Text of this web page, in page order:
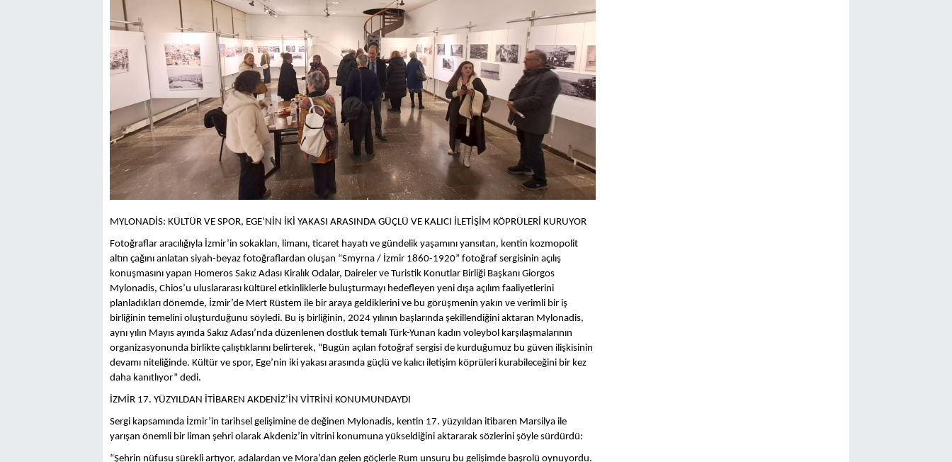
MYLONADİS: KÜLTÜR VE SPOR, EGE’NİN İKİ YAKASI ARASINDA GÜÇLÜ VE KALICI İLETİŞİM KÖPRÜLERİ KURUYOR
Fotoğraflar aracılığıyla İzmir’in sokakları, limanı, ticaret hayatı ve gündelik yaşamını yansıtan, kentin kozmopolit
altın çağını anlatan siyah-beyaz fotoğraflardan oluşan “Smyrna / İzmir 1860-1920” fotoğraf sergisinin açılış
konuşmasını yapan Homeros Sakız Adası Kiralık Odalar, Daireler ve Turistik Konutlar Birliği Başkanı Giorgos
Mylonadis, Chios’u uluslararası kültürel etkinliklerle buluşturmayı hedefleyen yeni dışa açılım faaliyetlerini
planladıkları dönemde, İzmir’de Mert Rüstem ile bir araya geldiklerini ve bu görüşmenin yakın ve verimli bir iş
birliğinin temelini oluşturduğunu söyledi. Bu iş birliğinin, 2024 yılının başlarında şekillendiğini aktaran Mylonadis,
aynı yılın Mayıs ayında Sakız Adası’nda düzenlenen dostluk temalı Türk-Yunan kadın voleybol karşılaşmalarının
organizasyonunda birlikte çalıştıklarını belirterek, “Bugün açılan fotoğraf sergisi de kurduğumuz bu güven ilişkisinin
devamı niteliğinde. Kültür ve spor, Ege’nin iki yakası arasında güçlü ve kalıcı iletişim köprüleri kurabileceğini bir kez
daha kanıtlıyor” dedi.
İZMİR 17. YÜZYILDAN İTİBAREN AKDENİZ’İN VİTRİNİ KONUMUNDAYDI
Sergi kapsamında İzmir’in tarihsel gelişimine de değinen Mylonadis, kentin 17. yüzyıldan itibaren Marsilya ile
yarışan önemli bir liman şehri olarak Akdeniz’in vitrini konumuna yükseldiğini aktararak sözlerini şöyle sürdürdü:
“Şehrin nüfusu sürekli artıyor, adalardan ve Mora’dan gelen göçlerle Rum unsuru bu gelişimde başrolü oynuyordu.